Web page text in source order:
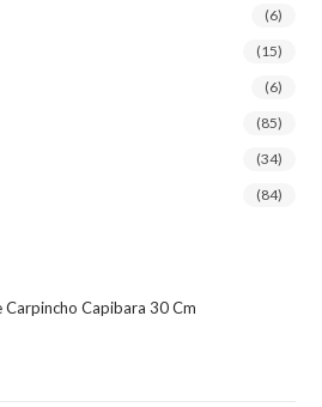
(6)
(15)
(6)
(85)
(34)
(84)
Carpincho Capibara 30 Cm